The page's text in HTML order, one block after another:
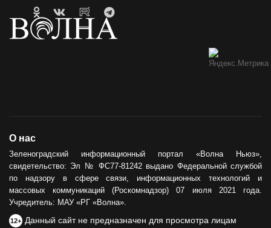
О нас
Зеленоградский информационный портал «Волна Ньюз»,
свидетельство: Эл № ФС77-81242 выдано Федеральной службой
по надзору в сфере связи, информационных технологий и
массовых коммуникаций (Роскомнадзор) 07 июля 2021 года.
Учредитель: МАУ «РГ «Волна».
12+ Данный сайт не предназначен для просмотра лицам